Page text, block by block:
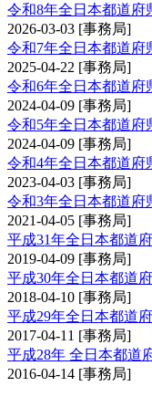
令和8年全日本都道府
2026-03-03 [事務局]
令和7年全日本都道府
2025-04-22 [事務局]
令和6年全日本都道府
2024-04-09 [事務局]
令和5年全日本都道府
2024-04-09 [事務局]
令和4年全日本都道府
2023-04-03 [事務局]
令和3年全日本都道府
2021-04-05 [事務局]
平成31年全日本都道
2019-04-09 [事務局]
平成30年全日本都道
2018-04-10 [事務局]
平成29年全日本都道
2017-04-11 [事務局]
平成28年 全日本都道
2016-04-14 [事務局]